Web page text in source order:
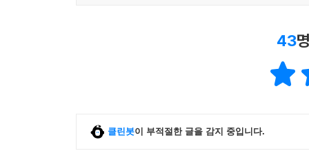
43
클린봇이 부적절한 글을 감지 중입니다.